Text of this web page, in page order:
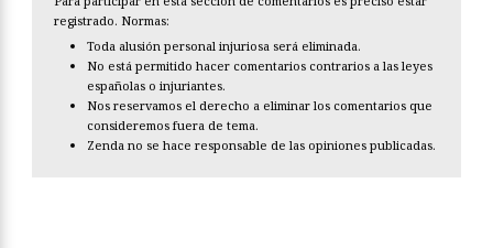
registrado. Normas:
Toda alusión personal injuriosa será eliminada.
No está permitido hacer comentarios contrarios a las leyes
españolas o injuriantes.
Nos reservamos el derecho a eliminar los comentarios que
consideremos fuera de tema.
Zenda no se hace responsable de las opiniones publicadas.